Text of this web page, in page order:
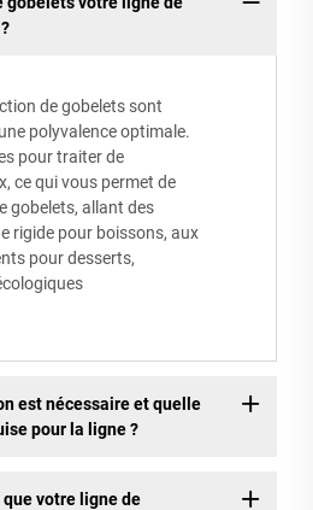
de gobelets sont
polyvalence optimale.
pour traiter de
ce qui vous permet de
gobelets, allant des
rigide pour boissons, aux
pour desserts,
est nécessaire et quelle
pour la ligne ?
votre ligne de